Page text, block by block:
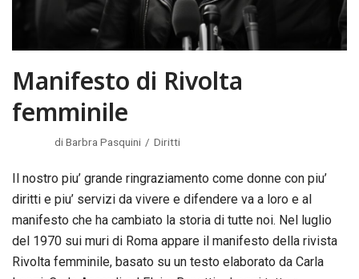
Manifesto di Rivolta
femminile
diBarbra Pasquini Diritti
Il nostro piu’ grande ringraziamento come donne con piu’
diritti e piu’ servizi da vivere e difendere va a loro e al
manifesto che ha cambiato la storia di tutte noi. Nel luglio
del 1970 sui muri di Roma appare il manifesto della rivista
Rivolta femminile, basato su un testo elaborato da Carla